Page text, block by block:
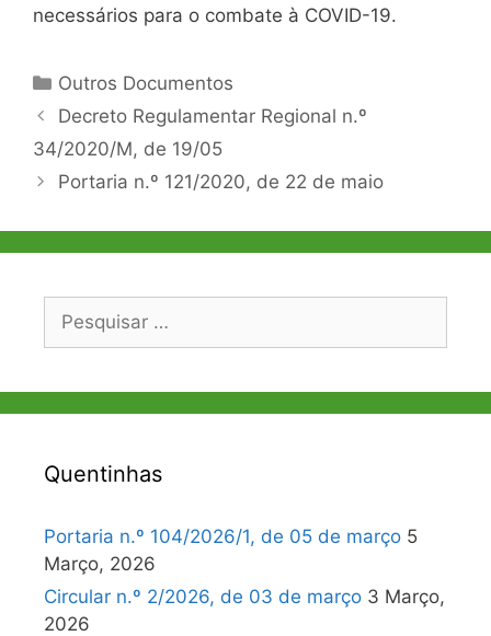
necessários para o combate à COVID-19.
Categorias
Outros Documentos
Navegação
de
Decreto Regulamentar Regional n.º
34/2020/M, de 19/05
Portaria n.º 121/2020, de 22 de maio
Pesquisar
Quentinhas
Portaria n.º 104/2026/1, de 05 de março 5
Março, 2026
Circular n.º 2/2026, de 03 de março 3 Março,
2026